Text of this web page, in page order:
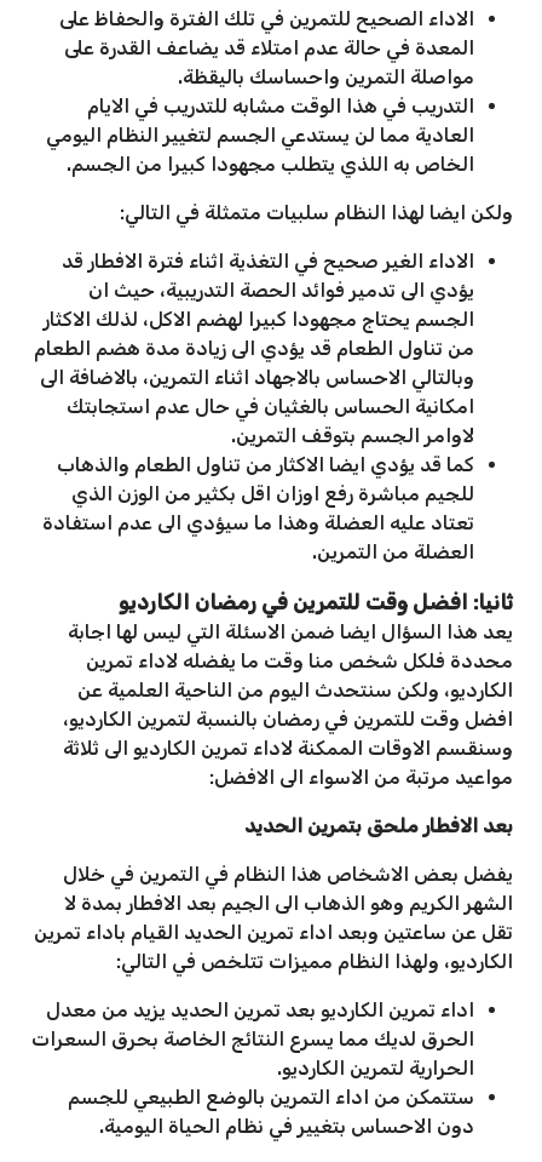
الاداء الصحيح للتمرين في تلك الفترة والحفاظ على
المعدة في حالة عدم امتلاء قد يضاعف القدرة على
مواصلة التمرين واحساسك باليقظة.
التدريب في هذا الوقت مشابه للتدريب في الايام
العادية مما لن يستدعي الجسم لتغيير النظام اليومي
الخاص به اللذي يتطلب مجهودا كبيرا من الجسم.
ولكن ايضا لهذا النظام سلبيات متمثلة في التالي:
الاداء الغير صحيح في التغذية اثناء فترة الافطار قد
يؤدي الى تدمير فوائد الحصة التدريبية، حيث ان
الجسم يحتاج مجهودا كبيرا لهضم الاكل، لذلك الاكثار
من تناول الطعام قد يؤدي الى زيادة مدة هضم الطعام
وبالتالي الاحساس بالاجهاد اثناء التمرين، بالاضافة الى
امكانية الحساس بالغثيان في حال عدم استجابتك
لاوامر الجسم بتوقف التمرين.
كما قد يؤدي ايضا الاكثار من تناول الطعام والذهاب
للجيم مباشرة رفع اوزان اقل بكثير من الوزن الذي
تعتاد عليه العضلة وهذا ما سيؤدي الى عدم استفادة
العضلة من التمرين.
ثانيا: افضل وقت للتمرين في رمضان الكارديو
يعد هذا السؤال ايضا ضمن الاسئلة التي ليس لها اجابة
محددة فلكل شخص منا وقت ما يفضله لاداء تمرين
الكارديو، ولكن سنتحدث اليوم من الناحية العلمية عن
افضل وقت للتمرين في رمضان بالنسبة لتمرين الكارديو،
وسنقسم الاوقات الممكنة لاداء تمرين الكارديو الى ثلاثة
مواعيد مرتبة من الاسواء الى الافضل:
بعد الافطار ملحق بتمرين الحديد
يفضل بعض الاشخاص هذا النظام في التمرين في خلال
الشهر الكريم وهو الذهاب الى الجيم بعد الافطار بمدة لا
تقل عن ساعتين وبعد اداء تمرين الحديد القيام باداء تمرين
الكارديو، ولهذا النظام مميزات تتلخص في التالي:
اداء تمرين الكارديو بعد تمرين الحديد يزيد من معدل
الحرق لديك مما يسرع النتائج الخاصة بحرق السعرات
الحرارية لتمرين الكارديو.
ستتمكن من اداء التمرين بالوضع الطبيعي للجسم
دون الاحساس بتغيير في نظام الحياة اليومية.